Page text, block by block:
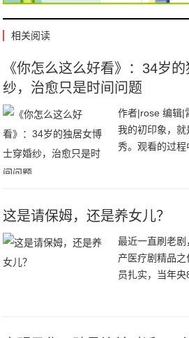
相关阅读
《你怎么这么好看》：34岁
纱，治愈只是时间问题
作者|rose 编辑|
我的初印象，
秀。观看的过
心，不单纯是
这是请保姆，还是养女儿？
最近一直刷老
产医疗剧精品
员扎实，当年央
依然很写实。